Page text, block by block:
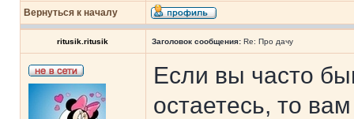
Вернуться к началу
ritusik.ritusik Заголовок сообщения: Re: Про дачу
Если вы часто
остаетесь, то